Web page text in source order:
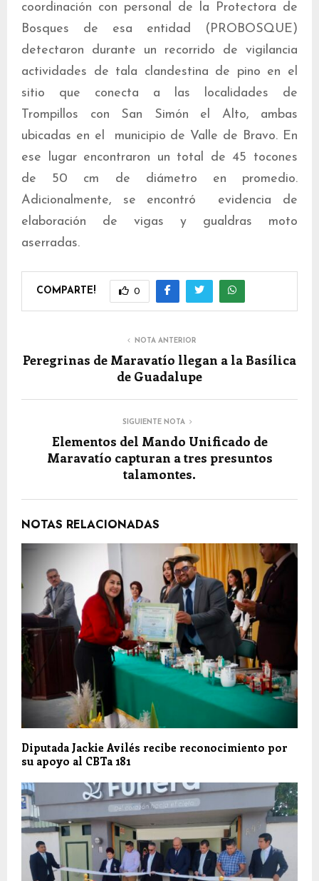
coordinación con personal de la Protectora de
Bosques de esa entidad (PROBOSQUE)
detectaron durante un recorrido de vigilancia
actividades de tala clandestina de pino en el
sitio que conecta a las localidades de
Trompillos con San Simón el Alto, ambas
ubicadas en el municipio de Valle de Bravo. En
ese lugar encontraron un total de 45 tocones
de 50 cm de diámetro en promedio.
Adicionalmente, se encontró evidencia de
elaboración de vigas y gualdras moto
aserradas.
COMPARTE! 0
NOTA ANTERIOR
Peregrinas de Maravatío llegan a la Basílica
de Guadalupe
SIGUIENTE NOTA
Elementos del Mando Unificado de
Maravatío capturan a tres presuntos
talamontes.
NOTAS RELACIONADAS
Diputada Jackie Avilés recibe reconocimiento por
su apoyo al CBTa 181